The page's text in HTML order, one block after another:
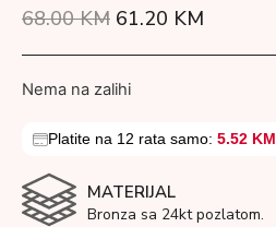
68.00KM 61.20 KM
Nema na zalihi
Platite na 12 rata samo: 5.52 KM
MATERIJAL
Bronza sa 24kt pozlatom.